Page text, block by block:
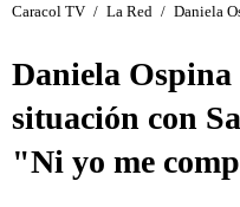
Caracol TV / La Red / Daniela
Daniela Ospina
situación con
"Ni yo me